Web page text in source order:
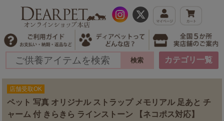
カテゴリ一覧
店舗受取OK
ペット 写真 オリジナル ストラップ メモリアル 足あと チ
ャーム 付 きらきら ラインストーン 【ネコポス対応】